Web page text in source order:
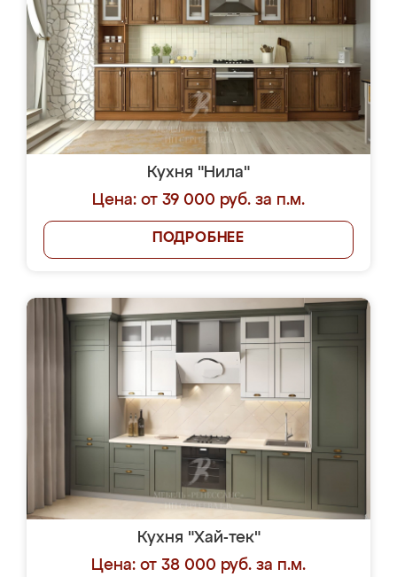
Кухня "Нила"
Цена: от 39 000 руб. за п.м.
ПОДРОБНЕЕ
Кухня "Хай-тек"
Цена: от 38 000 руб. за п.м.